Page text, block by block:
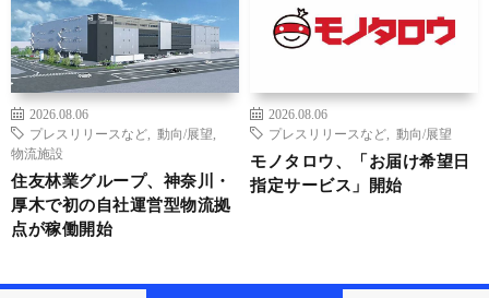
2026.08.06
プレスリリースなど
動向/展望
物流施設
住友林業グループ、神奈川・
厚木で初の自社運営型物流拠
点が稼働開始
2026.08.06
プレスリリースなど
動向/展望
モノタロウ、「お届け希望日
指定サービス」開始